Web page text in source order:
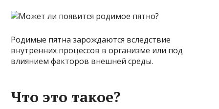
Родимые пятна зарождаются вследствие
внутренних процессов в организме или под
влиянием факторов внешней среды.
Что это такое?